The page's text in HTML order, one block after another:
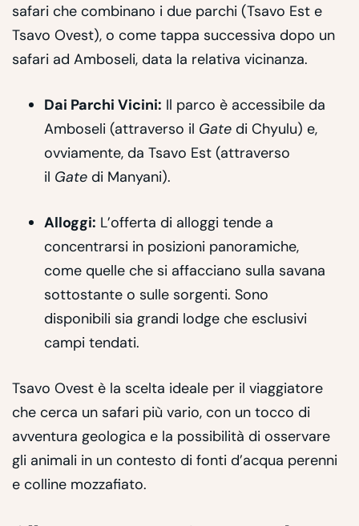
safari che combinano i due parchi (Tsavo Est e
Tsavo Ovest), o come tappa successiva dopo un
safari ad Amboseli, data la relativa vicinanza.
Dai Parchi Vicini: Il parco è accessibile da
Amboseli (attraverso il Gate di Chyulu) e,
ovviamente, da Tsavo Est (attraverso
il Gate di Manyani).
Alloggi: L’offerta di alloggi tende a
concentrarsi in posizioni panoramiche,
come quelle che si affacciano sulla savana
sottostante o sulle sorgenti. Sono
disponibili sia grandi lodge che esclusivi
campi tendati.
Tsavo Ovest è la scelta ideale per il viaggiatore
che cerca un safari più vario, con un tocco di
avventura geologica e la possibilità di osservare
gli animali in un contesto di fonti d’acqua perenni
e colline mozzafiato.